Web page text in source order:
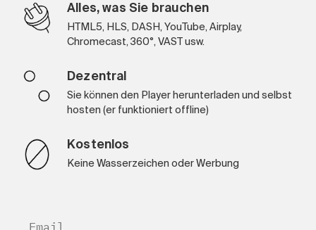
Alles, was Sie brauchen
HTML5, HLS, DASH, YouTube, Airplay,
Chromecast, 360°, VAST usw.
Dezentral
Sie können den Player herunterladen und selbst
hosten (er funktioniert offline)
Kostenlos
Keine Wasserzeichen oder Werbung